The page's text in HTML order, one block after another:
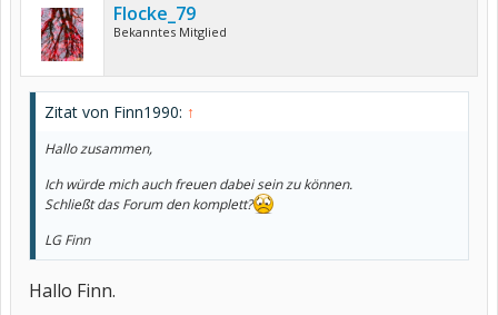
Flocke_79
Bekanntes Mitglied
Zitat von Finn1990: ↑
Hallo zusammen,
Ich würde mich auch freuen dabei sein zu können.
Schließt das Forum den komplett?
LG Finn
Hallo Finn.